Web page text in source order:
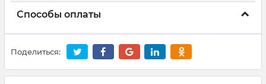
Способы оплаты
Поделиться: